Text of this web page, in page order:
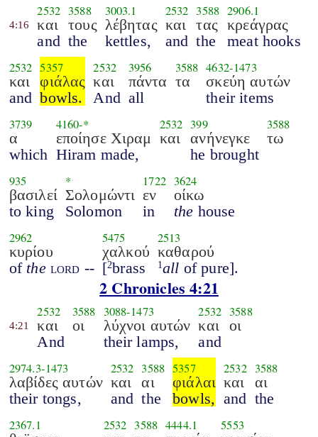
4:16
2532
και
and
3588
τους
the
3003.1
λέβητας
kettles,
2532
και
and
3588
τας
the
2906.1
κρεάγρας
meat hooks
2532
και
and
5357
φιάλας
bowls.
2532
και
And
3956
πάντα
all
3588
τα
4632-1473
σκεύη αυτών
their items
3739
α
which
4160-*
εποίησε Χιραμ
Hiram made,
2532
και
399
ανήνεγκε
he brought
3588
τω
935
βασιλεί
to king
*
Σολομώντι
Solomon
1722
εν
in
3624
οίκω
the house
2962
κυρίου
of the lord --
5475
χαλκού
[2brass
2513
καθαρού
1 all of pure].
2 Chronicles 4:21
4:21
2532
και
And
3588
οι
3088-1473
λύχνοι αυτών
their lamps,
2532
και
and
3588
οι
2974.3-1473
λαβίδες αυτών
their tongs,
2532
και
and
3588
αι
the
5357
φιάλαι
bowls,
2532
και
and
3588
αι
the
2367.1 2532 3588 4444.1 5553